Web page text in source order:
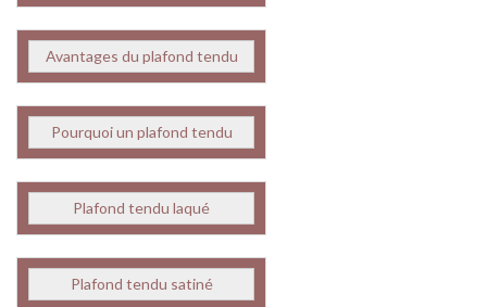
Avantages du plafond tendu
Pourquoi un plafond tendu
Plafond tendu laqué
Plafond tendu satiné